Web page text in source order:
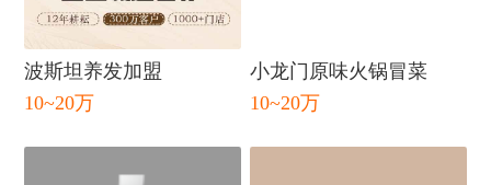
闭
波斯坦养发加盟
10~20万
小龙门原味火锅冒菜
10~20万